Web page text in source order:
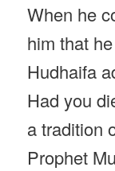
When he
him that
Hudhaifa
Had you
a tradition
Prophet